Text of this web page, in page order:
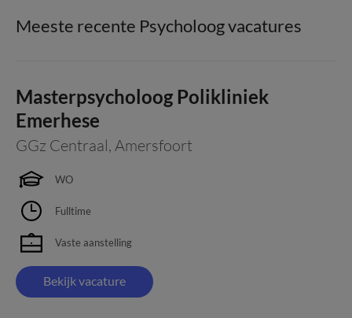
Meeste recente Psycholoog vacatures
Masterpsycholoog Polikliniek
Emerhese
GGz Centraal, Amersfoort
WO
Fulltime
Vaste aanstelling
Bekijk vacature